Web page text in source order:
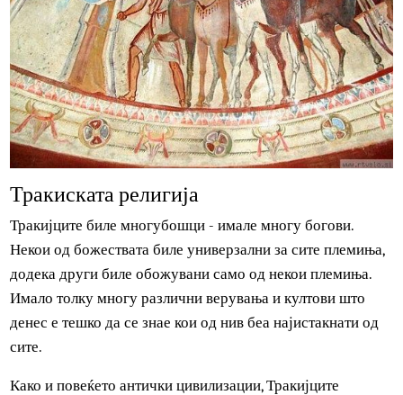
Тракиската религија
Тракијците биле многубошци - имале многу богови.
Имало толку многу различни верувања и култови што